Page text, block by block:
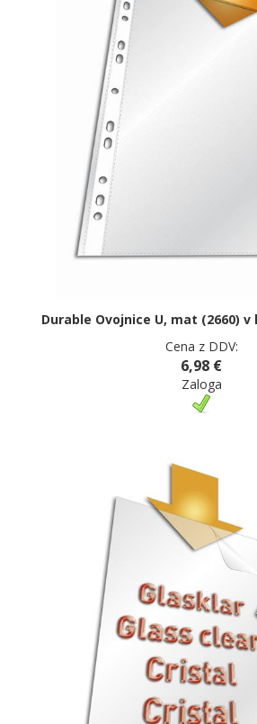
Durable Ovojnice U, mat (2660)
Cena z DDV:
6,98 €
Zaloga